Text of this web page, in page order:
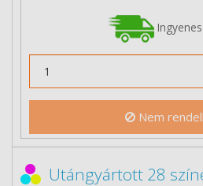
Nem
Utángyártott 28